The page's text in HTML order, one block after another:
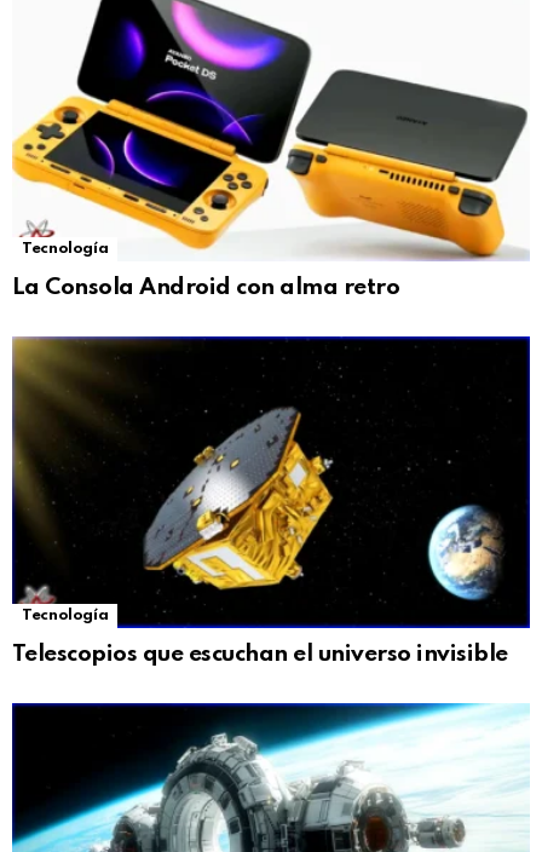
Tecnología
La Consola Android con alma retro
Tecnología
Telescopios que escuchan el universo invisible